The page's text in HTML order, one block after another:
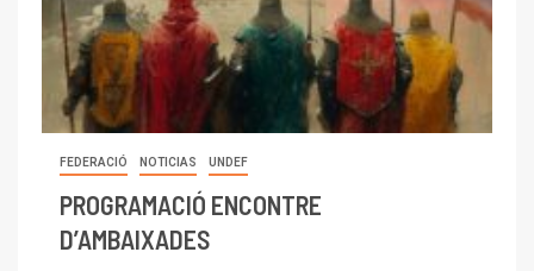
FEDERACIÓ NOTICIAS UNDEF
PROGRAMACIÓ ENCONTRE
D’AMBAIXADES